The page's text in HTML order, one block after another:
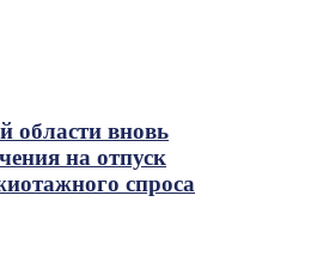
области вновь
на отпуск
спроса